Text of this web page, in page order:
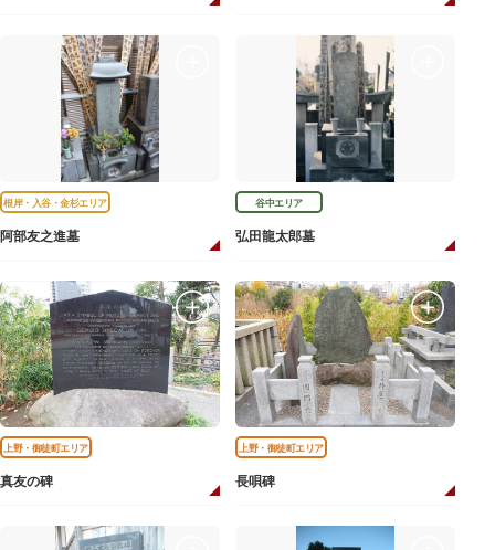
根岸・入谷・金杉エリア
阿部友之進墓
谷中エリア
弘田龍太郎墓
上野・御徒町エリア
真友の碑
上野・御徒町エリア
長唄碑